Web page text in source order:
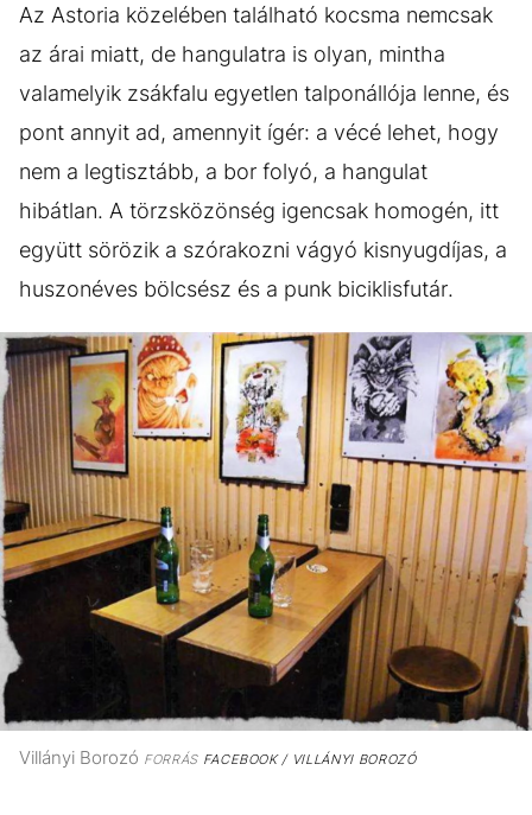
Az Astoria közelében található kocsma nemcsak
az árai miatt, de hangulatra is olyan, mintha
valamelyik zsákfalu egyetlen talponállója lenne, és
pont annyit ad, amennyit ígér: a vécé lehet, hogy
nem a legtisztább, a bor folyó, a hangulat
hibátlan. A törzsközönség igencsak homogén, itt
együtt sörözik a szórakozni vágyó kisnyugdíjas, a
huszonéves bölcsész és a punk biciklisfutár.
Villányi Borozó FORRÁSFACEBOOK / VILLÁNYI BOROZÓ